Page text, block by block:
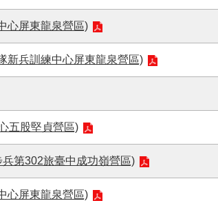
心屏東龍泉營區)
新兵訓練中心屏東龍泉營區)
五股堅貞營區)
第302旅臺中成功嶺營區)
心屏東龍泉營區)